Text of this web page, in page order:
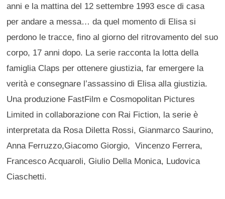
anni e la mattina del 12 settembre 1993 esce di casa
per andare a messa… da quel momento di Elisa si
perdono le tracce, fino al giorno del ritrovamento del suo
corpo, 17 anni dopo. La serie racconta la lotta della
famiglia Claps per ottenere giustizia, far emergere la
verità e consegnare l’assassino di Elisa alla giustizia.
Una produzione FastFilm e Cosmopolitan Pictures
Limited in collaborazione con Rai Fiction, la serie è
interpretata da Rosa Diletta Rossi, Gianmarco Saurino,
Anna Ferruzzo,Giacomo Giorgio, Vincenzo Ferrera,
Francesco Acquaroli, Giulio Della Monica, Ludovica
Ciaschetti.